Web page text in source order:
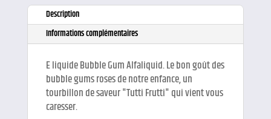
Description
Informations complémentaires
E liquide Bubble Gum Alfaliquid. Le bon goût des
bubble gums roses de notre enfance, un
tourbillon de saveur "Tutti Frutti" qui vient vous
caresser.